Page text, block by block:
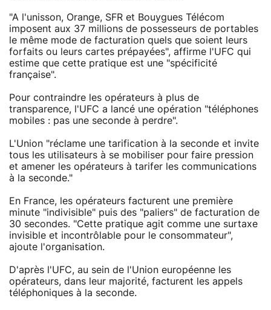
"A l'unisson, Orange, SFR et Bouygues Télécom
imposent aux 37 millions de possesseurs de portables
le même mode de facturation quels que soient leurs
forfaits ou leurs cartes prépayées", affirme l'UFC qui
estime que cette pratique est une "spécificité
française".
Pour contraindre les opérateurs à plus de
transparence, l'UFC a lancé une opération "téléphones
mobiles : pas une seconde à perdre".
L'Union "réclame une tarification à la seconde et invite
tous les utilisateurs à se mobiliser pour faire pression
et amener les opérateurs à tarifer les communications
à la seconde."
En France, les opérateurs facturent une première
minute "indivisible" puis des "paliers" de facturation de
30 secondes. "Cette pratique agit comme une surtaxe
invisible et incontrôlable pour le consommateur",
ajoute l'organisation.
D'après l'UFC, au sein de l'Union européenne les
opérateurs, dans leur majorité, facturent les appels
téléphoniques à la seconde.